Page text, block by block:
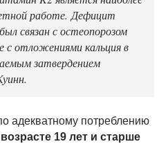
работе. Дефицит
связан с остеопорозом
с отложениями кальция в
затвердением
адекватному потреблению
19 лет и старше